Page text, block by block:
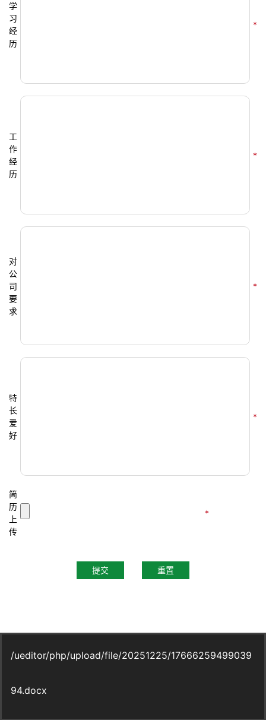
学
习
经
历
*
工
作
经
历
*
对
公
司
要
求
*
特
长
爱
好
*
简
历
上
传
*
提交 重置
/ueditor/php/upload/file/20251225/17666259499039
94.docx